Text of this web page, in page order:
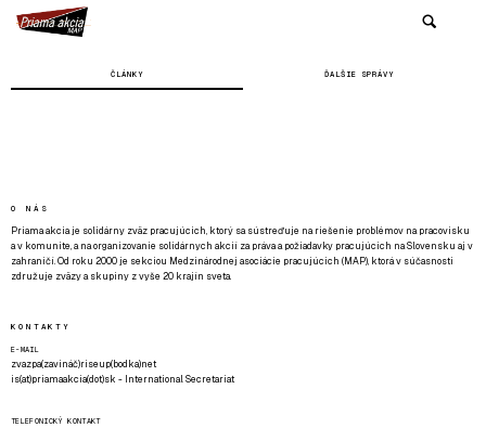
ČLÁNKY ĎALŠIE SPRÁVY
O NÁS
Priama akcia je solidárny zväz pracujúcich, ktorý sa sústreďuje na riešenie problémov na pracovisku
a v komunite, a na organizovanie solidárnych akcií za práva a požiadavky pracujúcich na Slovensku aj v
zahraničí. Od roku 2000 je sekciou Medzinárodnej asociácie pracujúcich (MAP), ktorá v súčasnosti
združuje zväzy a skupiny z vyše 20 krajín sveta.
KONTAKTY
E-MAIL
zvazpa(zavináč)riseup(bodka)net
is(at)priamaakcia(dot)sk - International Secretariat
TELEFONICKÝ KONTAKT